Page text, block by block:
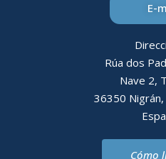
E-
Rúa dos
Nave 2,
36350
Cómo